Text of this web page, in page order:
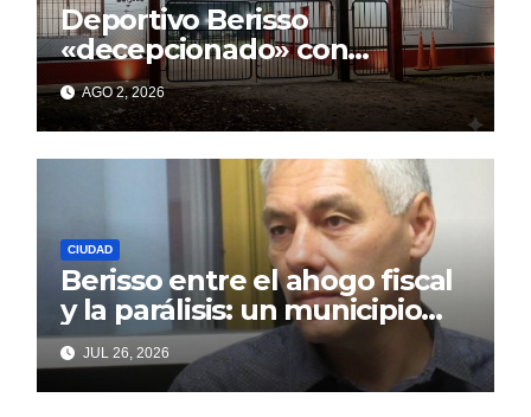
Deportivo Berisso
«decepcionado» con
Cagliardi y sus promesas
incumplidas
AGO 2, 2026
CIUDAD
Berisso entre el ahogo fiscal
y la parálisis: un municipio
acorralado por la falta de
gestión y el desencanto
vecino
JUL 26, 2026